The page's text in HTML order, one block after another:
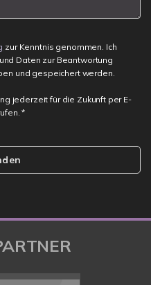
zur Kenntnis genommen. Ich
Daten zur Beantwortung
und gespeichert werden.
jederzeit für die Zukunft per E-
*